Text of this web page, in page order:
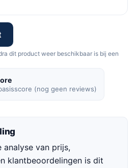
dit product weer beschikbaar is bij een
(nog geen reviews)
analyse van prijs,
klantbeoordelingen is dit